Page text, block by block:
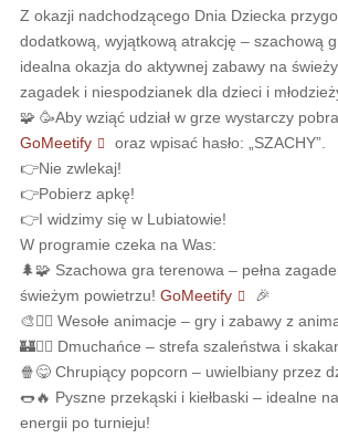
Z okazji nadchodzącego Dnia Dziecka
dodatkową, wyjątkową atrakcję – szachową
idealna okazja do aktywnej zabawy na
zagadek i niespodzianek dla dzieci i
🧩 🥳Aby wziąć udział w grze wystarczy
GoMeetify
oraz wpisać hasło: „SZACHY”.
👉Nie zwlekaj!
👉Pobierz apkę!
👉I widzimy się w Lubiatowie!
W programie czeka na Was:
🌲🧩 Szachowa gra terenowa – pełna
świeżym powietrzu! GoMeetify
🎉
🎨🤹‍♀️ Wesołe animacje – gry i zabawy z
🏰🤸‍♂️ Dmuchańce – strefa szaleństwa i
🍿😋 Chrupiący popcorn – uwielbiany przez
🌭🔥 Pyszne przekąski i kiełbaski – idealne
energii po turnieju!